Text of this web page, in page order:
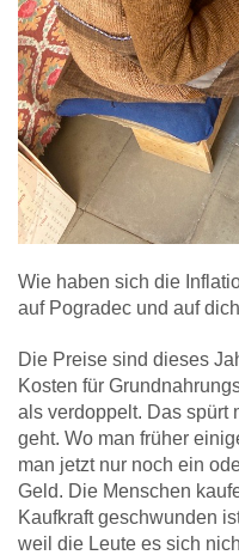
Wie haben sich die
auf Pogradec und auf
Die Preise sind dieses
Kosten für
als verdoppelt. Das spürt
geht. Wo man früher
man jetzt nur noch ein
Geld. Die Menschen
Kaufkraft geschwunden
weil die Leute es sich